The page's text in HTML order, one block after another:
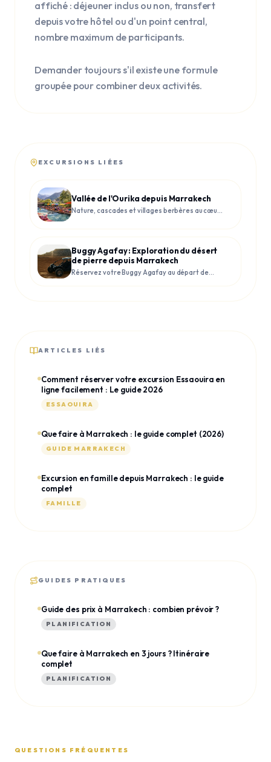
EXCURSIONS LIÉES
Vallée de l'Ourika depuis Marrakech
Nature, cascades et villages berbères au cœur
Buggy Agafay : Exploration du désert
de pierre depuis Marrakech
Réservez votre Buggy Agafay au départ de
ARTICLES LIÉS
Comment réserver votre excursion Essaouira en
ligne facilement : Le guide 2026
ESSAOUIRA
Que faire à Marrakech : le guide complet (2026)
GUIDE MARRAKECH
Excursion en famille depuis Marrakech : le guide
complet
FAMILLE
GUIDES PRATIQUES
Guide des prix à Marrakech : combien prévoir ?
PLANIFICATION
Que faire à Marrakech en 3 jours ? Itinéraire
complet
PLANIFICATION
affiché : déjeuner inclus ou non, transfert
depuis votre hôtel ou d'un point central,
nombre maximum de participants.
Demander toujours s'il existe une formule
groupée pour combiner deux activités.
QUESTIONS FRÉQUENTES